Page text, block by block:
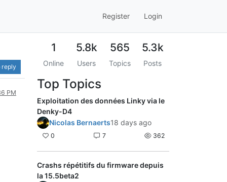
Register Login
reply
PM
1
Online
5.8k
Users
565
Topics
5.3k
Posts
Top Topics
Exploitation des données Linky via le
Denky-D4
Nicolas Bernaerts18 days ago
0 7 362
Crashs répétitifs du firmware depuis
la 15.5beta2